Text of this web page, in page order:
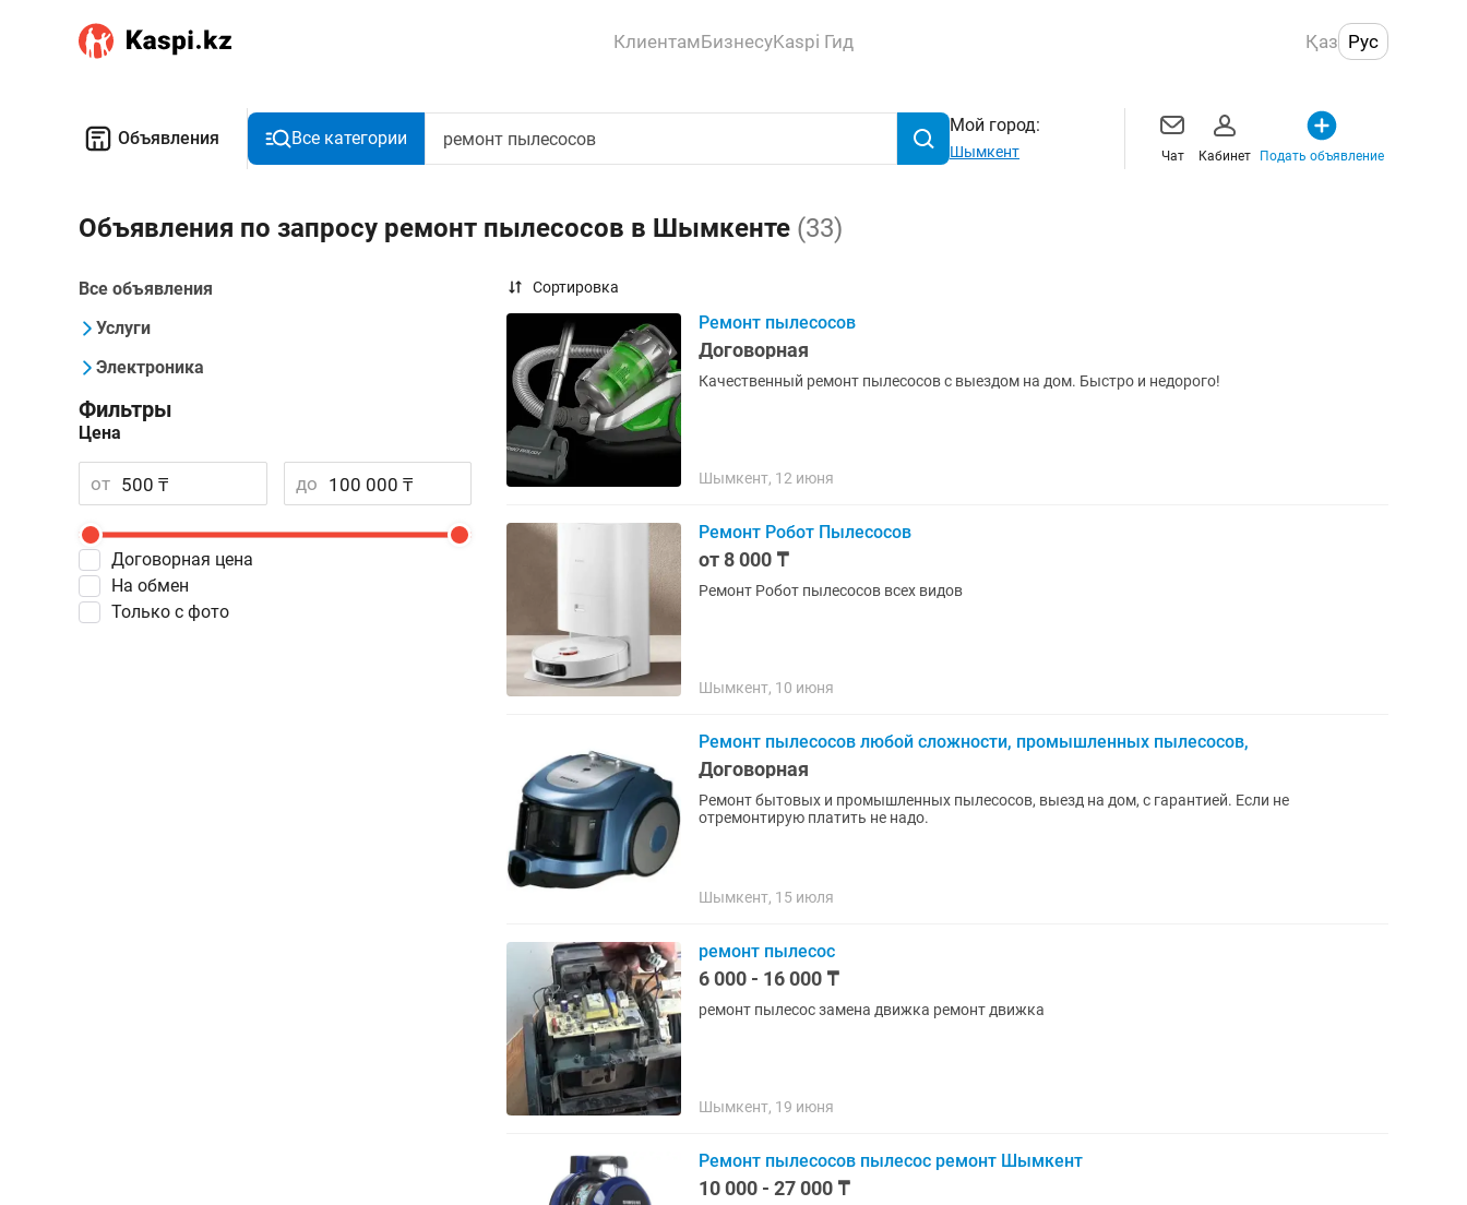
КлиентамБизнесуKaspi Гид Қаз Рус
Объявления Все категории
Мой город:
Шымкент Чат Кабинет Подать объявление
Объявления по запросу ремонт пылесосов в Шымкенте (33)
Все объявления
Услуги
Электроника
Фильтры
Цена
от до
Договорная цена
На обмен
Только с фото
Сортировка
Ремонт пылесосов
Договорная
Качественный ремонт пылесосов с выездом на дом. Быстро и недорого!
Шымкент, 12 июня
Ремонт Робот Пылесосов
от 8 000 ₸
Ремонт Робот пылесосов всех видов
Шымкент, 10 июня
Ремонт пылесосов любой сложности, промышленных пылесосов,
Договорная
Ремонт бытовых и промышленных пылесосов, выезд на дом, с гарантией. Если не
отремонтирую платить не надо.
Шымкент, 15 июля
ремонт пылесос
6 000 - 16 000 ₸
ремонт пылесос замена движка ремонт движка
Шымкент, 19 июня
Ремонт пылесосов пылесос ремонт Шымкент
10 000 - 27 000 ₸